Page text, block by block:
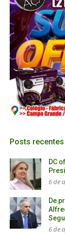
Posts recentes
DC
6 de
De
6 de